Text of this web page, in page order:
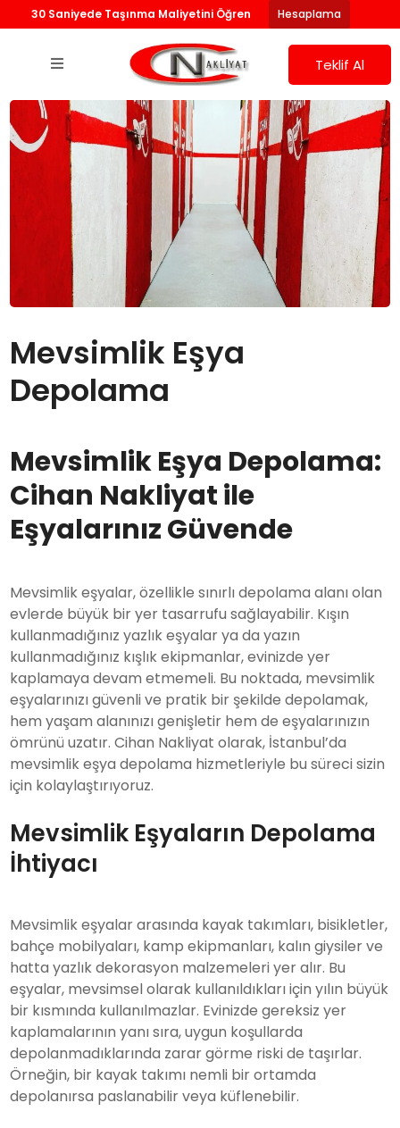
30 Saniyede Taşınma Maliyetini Öğren Hesaplama
Teklif Al
Mevsimlik Eşya
Depolama
Mevsimlik Eşya Depolama:
Cihan Nakliyat ile
Eşyalarınız Güvende
Mevsimlik eşyalar, özellikle sınırlı depolama alanı olan
evlerde büyük bir yer tasarrufu sağlayabilir. Kışın
kullanmadığınız yazlık eşyalar ya da yazın
kullanmadığınız kışlık ekipmanlar, evinizde yer
kaplamaya devam etmemeli. Bu noktada, mevsimlik
eşyalarınızı güvenli ve pratik bir şekilde depolamak,
hem yaşam alanınızı genişletir hem de eşyalarınızın
ömrünü uzatır. Cihan Nakliyat olarak, İstanbul’da
mevsimlik eşya depolama hizmetleriyle bu süreci sizin
için kolaylaştırıyoruz.
Mevsimlik Eşyaların Depolama
İhtiyacı
Mevsimlik eşyalar arasında kayak takımları, bisikletler,
bahçe mobilyaları, kamp ekipmanları, kalın giysiler ve
hatta yazlık dekorasyon malzemeleri yer alır. Bu
eşyalar, mevsimsel olarak kullanıldıkları için yılın büyük
bir kısmında kullanılmazlar. Evinizde gereksiz yer
kaplamalarının yanı sıra, uygun koşullarda
depolanmadıklarında zarar görme riski de taşırlar.
Örneğin, bir kayak takımı nemli bir ortamda
depolanırsa paslanabilir veya küflenebilir.